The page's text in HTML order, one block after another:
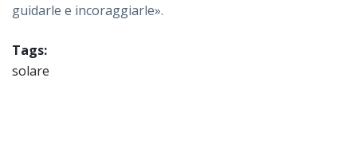
guidarle e incoraggiarle».
Tags:
solare